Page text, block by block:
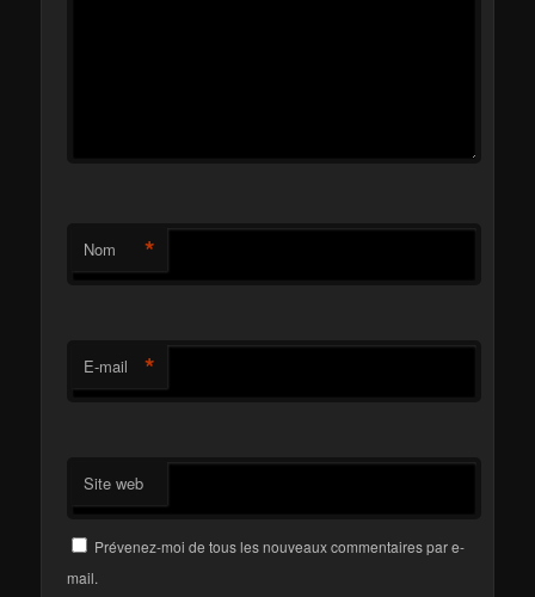
Nom *
E-mail *
Site web
Prévenez-moi de tous les nouveaux commentaires par e-
mail.